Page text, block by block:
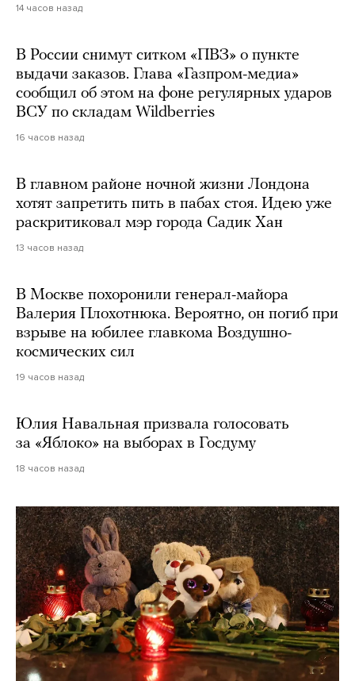
14 часов назад
В России снимут ситком «ПВЗ» о пункте
выдачи заказов. Глава «Газпром-медиа»
сообщил об этом на фоне регулярных ударов
ВСУ по складам Wildberries
16 часов назад
В главном районе ночной жизни Лондона
хотят запретить пить в пабах стоя. Идею уже
раскритиковал мэр города Садик Хан
13 часов назад
В Москве похоронили генерал-майора
Валерия Плохотнюка. Вероятно, он погиб при
взрыве на юбилее главкома Воздушно-
космических сил
19 часов назад
Юлия Навальная призвала голосовать
за «Яблоко» на выборах в Госдуму
18 часов назад